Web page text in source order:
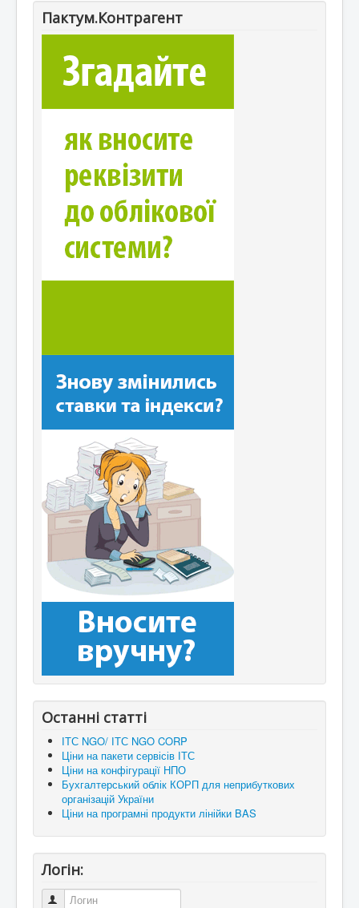
Пактум.Контрагент
Останні статті
ІТС NGO/ ІТС NGO CORP
Ціни на пакети сервісів ІТС
Ціни на конфігурації НПО
Бухгалтерський облік КОРП для неприбуткових
організацій України
Ціни на програмні продукти лінійки BAS
Логін:
Логин